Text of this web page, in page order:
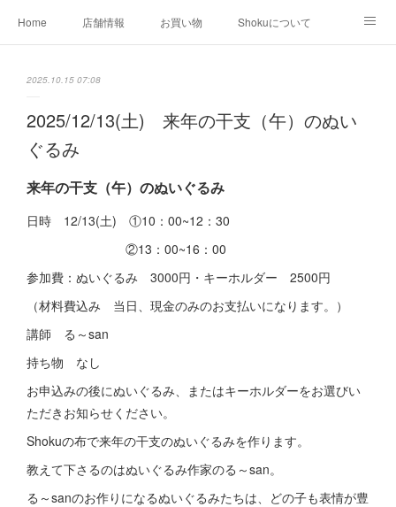
Home 店舗情報 お買い物 Shokuについて
2025.10.15 07:08
2025/12/13(土) 来年の干支（午）のぬい
ぐるみ
来年の干支（午）のぬいぐるみ
日時 12/13(土) ①10：00~12：30
②13：00~16：00
参加費：ぬいぐるみ 3000円・キーホルダー 2500円
（材料費込み 当日、現金のみのお支払いになります。）
講師 る～san
持ち物 なし
お申込みの後にぬいぐるみ、またはキーホルダーをお選びい
ただきお知らせください。
Shokuの布で来年の干支のぬいぐるみを作ります。
教えて下さるのはぬいぐるみ作家のる～san。
る～sanのお作りになるぬいぐるみたちは、どの子も表情が豊